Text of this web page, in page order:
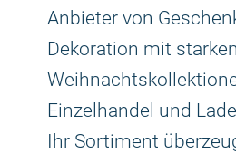
Anbieter von
Dekoration mit starken
Einzelhandel und
Ihr Sortiment